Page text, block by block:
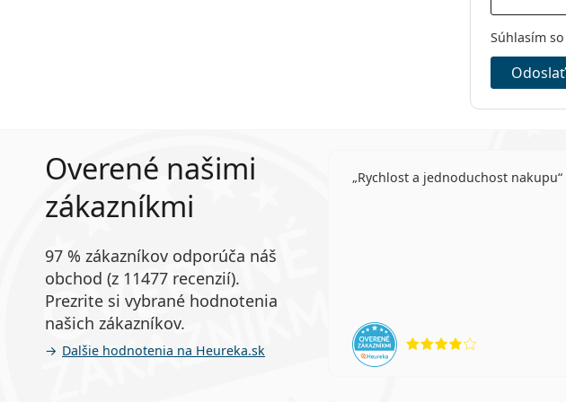
Súhlasím so
Odoslať
Overené našimi
zákazníkmi
97 % zákazníkov odporúča náš
obchod (z 11477 recenzií).
Prezrite si vybrané hodnotenia
našich zákazníkov.
Ďalšie hodnotenia na Heureka.sk
Rychlost a jednoduchost nakupu